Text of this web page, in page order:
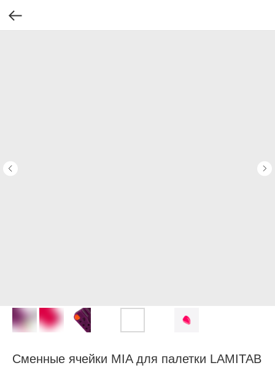
Сменные ячейки MIA для палетки LAMITAB